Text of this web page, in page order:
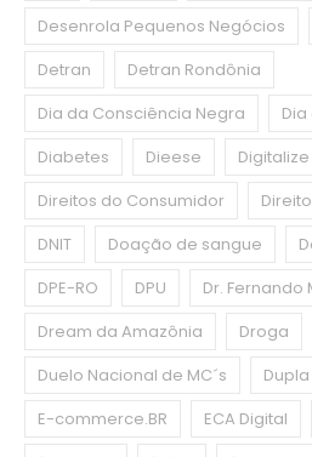
Desenrola Pequenos Negócios
Detran
Detran Rondônia
Dia da Consciência Negra
Diabetes
Dieese
Direitos do Consumidor
DNIT
Doação de sangue
DPE-RO
DPU Dr. Fernando
Dream da Amazônia
Droga
Duelo Nacional de MC´s
E-commerce.BR
ECA Digital